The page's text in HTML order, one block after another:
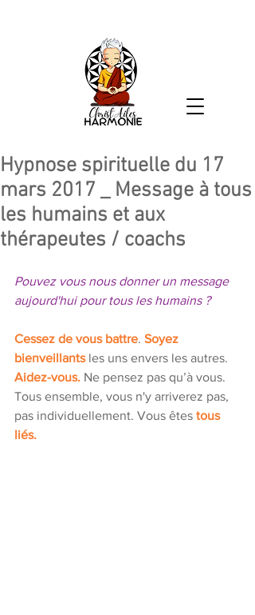
Hypnose spirituelle du 17
mars 2017 _ Message à tous
les humains et aux
thérapeutes / coachs
Pouvez vous nous donner un message
aujourd'hui pour tous les humains ?
Cessez de vous battre. Soyez
bienveillants les uns envers les autres.
Aidez-vous. Ne pensez pas qu’à vous.
Tous ensemble, vous n'y arriverez pas,
pas individuellement. Vous êtes tous
liés.